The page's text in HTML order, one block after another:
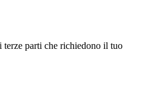
parti che richiedono il tuo